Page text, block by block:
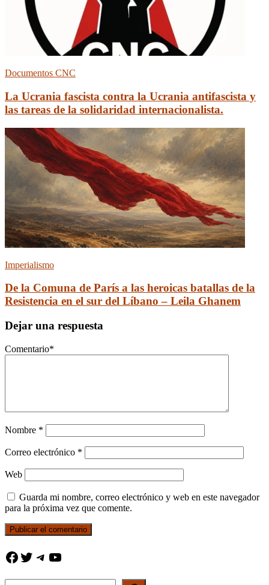
Documentos CNC
La Ucrania fascista contra la Ucrania antifascista y
las tareas de la solidaridad internacionalista.
Imperialismo
De la Comuna de París a las heroicas batallas de la
Resistencia en el sur del Líbano – Leila Ghanem
Dejar una respuesta
Comentario*
Nombre *
Correo electrónico *
Web
Guarda mi nombre, correo electrónico y web en este navegador
para la próxima vez que comente.
Facebook
Twitter
Telegram
YouTube